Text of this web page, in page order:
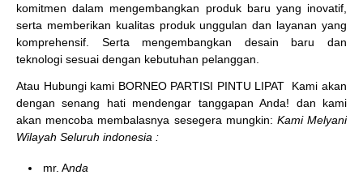
komitmen dalam mengembangkan produk baru yang inovatif,
serta memberikan kualitas produk unggulan dan layanan yang
komprehensif. Serta mengembangkan desain baru dan
teknologi sesuai dengan kebutuhan pelanggan.
Atau Hubungi kami BORNEO PARTISI PINTU LIPAT
Kami akan
dengan senang hati mendengar tanggapan Anda! dan kami
akan mencoba membalasnya sesegera mungkin: Kami Melyani
Wilayah Seluruh indonesia :
mr. Anda